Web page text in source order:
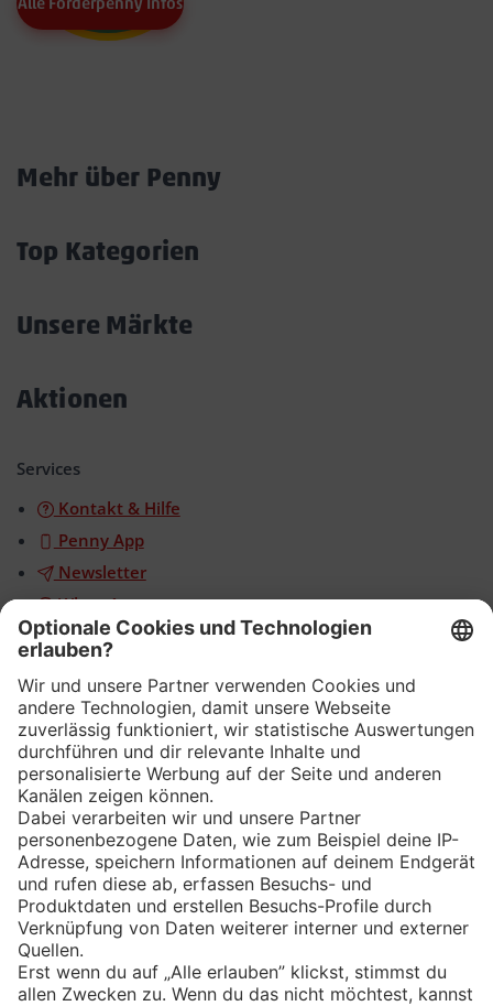
Mehr über Penny
Top Kategorien
Unsere Märkte
Aktionen
Services
Kontakt & Hilfe
Penny App
Newsletter
WhatsApp
App